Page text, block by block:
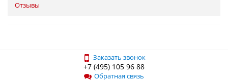
Отзывы
Заказать звонок
+7 (495) 105 96 88
Обратная связь